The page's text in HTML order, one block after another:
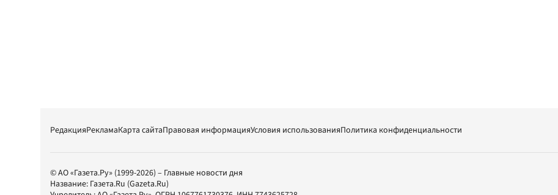
РедакцияРекламаКарта сайтаПравовая информацияУсловия использованияПолитика конфиденциальности
© АО «Газета.Ру» (1999-2026) – Главные новости дня
Название: Газета.Ru (Gazeta.Ru)